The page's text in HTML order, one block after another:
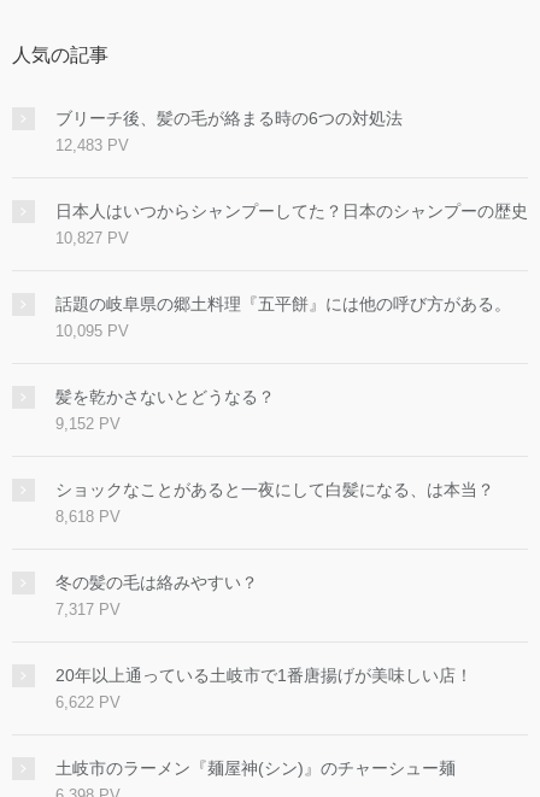
人気の記事
ブリーチ後、髪の毛が絡まる時の6つの対処法
12,483 PV
日本人はいつからシャンプーしてた？日本のシャンプーの歴史
10,827 PV
話題の岐阜県の郷土料理『五平餅』には他の呼び方がある。
10,095 PV
髪を乾かさないとどうなる？
9,152 PV
ショックなことがあると一夜にして白髪になる、は本当？
8,618 PV
冬の髪の毛は絡みやすい？
7,317 PV
20年以上通っている土岐市で1番唐揚げが美味しい店！
6,622 PV
土岐市のラーメン『麺屋神(シン)』のチャーシュー麺